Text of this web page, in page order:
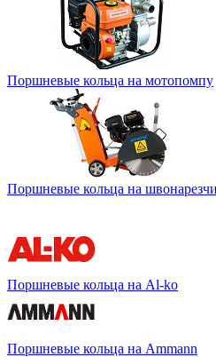
Поршневые кольца на мотопомпу
Поршневые кольца на
Поршневые кольца на Al-ko
Поршневые кольца на Ammann